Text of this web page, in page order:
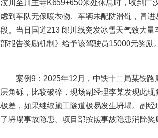
汶川至川主寺K659+650米处休息时，收到广
虑到车队无保暖衣物、车辆未配防滑链，冒
段。当日国道213 郎川线突发冰雪天气致大
部报告奖励机制》给予该驾驶员15000元奖励。
案例9：2025年12月，中铁十二局某铁路
层角砾，比较破碎，现场副经理李某发现此
极差，如果继续施工隧道极易发生坍塌。副
了坍塌事故隐患。项目部按照事故隐患消除